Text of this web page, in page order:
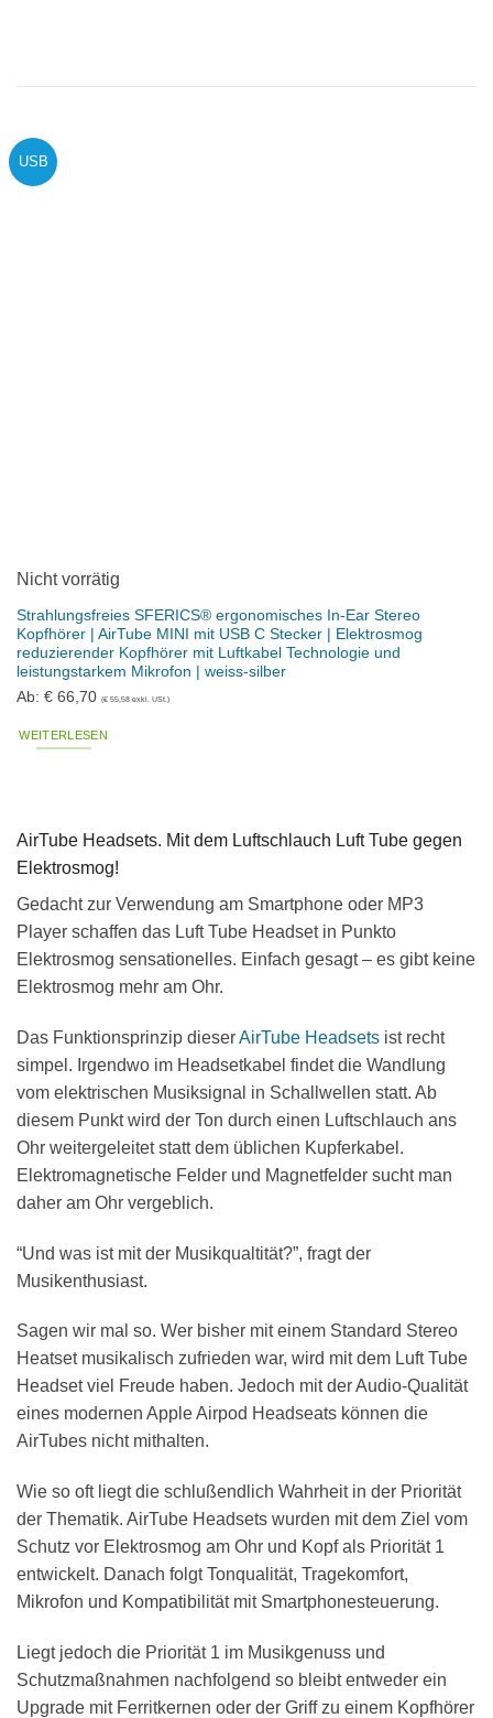
USB
Nicht vorrätig
Strahlungsfreies SFERICS® ergonomisches In-Ear Stereo
Kopfhörer | AirTube MINI mit USB C Stecker | Elektrosmog
reduzierender Kopfhörer mit Luftkabel Technologie und
leistungstarkem Mikrofon | weiss-silber
Ab: €66,70 (€55,58exkl. USt.)
WEITERLESEN
AirTube Headsets. Mit dem Luftschlauch Luft Tube gegen
Elektrosmog!
Gedacht zur Verwendung am Smartphone oder MP3
Player schaffen das Luft Tube Headset in Punkto
Elektrosmog sensationelles. Einfach gesagt – es gibt keine
Elektrosmog mehr am Ohr.
Das Funktionsprinzip dieserAirTube Headsets ist recht
simpel. Irgendwo im Headsetkabel findet die Wandlung
vom elektrischen Musiksignal in Schallwellen statt. Ab
diesem Punkt wird der Ton durch einen Luftschlauch ans
Ohr weitergeleitet statt dem üblichen Kupferkabel.
Elektromagnetische Felder und Magnetfelder sucht man
daher am Ohr vergeblich.
“Und was ist mit der Musikqualtität?”, fragt der
Musikenthusiast.
Sagen wir mal so. Wer bisher mit einem Standard Stereo
Heatset musikalisch zufrieden war, wird mit dem Luft Tube
Headset viel Freude haben. Jedoch mit der Audio-Qualität
eines modernen Apple Airpod Headseats können die
AirTubes nicht mithalten.
Wie so oft liegt die schlußendlich Wahrheit in der Priorität
der Thematik. AirTube Headsets wurden mit dem Ziel vom
Schutz vor Elektrosmog am Ohr und Kopf als Priorität 1
entwickelt. Danach folgt Tonqualität, Tragekomfort,
Mikrofon und Kompatibilität mit Smartphonesteuerung.
Liegt jedoch die Priorität 1 im Musikgenuss und
Schutzmaßnahmen nachfolgend so bleibt entweder ein
Upgrade mit Ferritkernen oder der Griff zu einem Kopfhörer